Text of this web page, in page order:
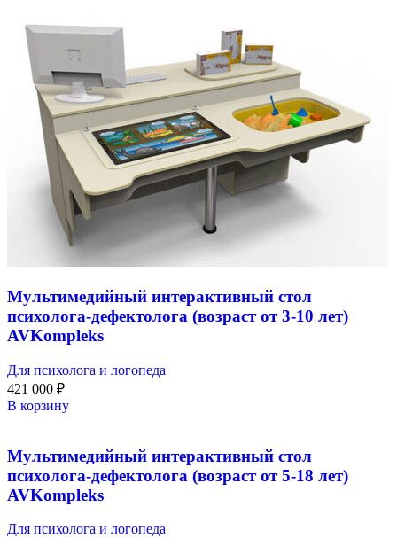
Мультимедийный интерактивный стол
психолога-дефектолога (возраст от 3-10 лет)
AVKompleks
Для психолога и логопеда
421 000 ₽
В корзину
Мультимедийный интерактивный стол
психолога-дефектолога (возраст от 5-18 лет)
AVKompleks
Для психолога и логопеда